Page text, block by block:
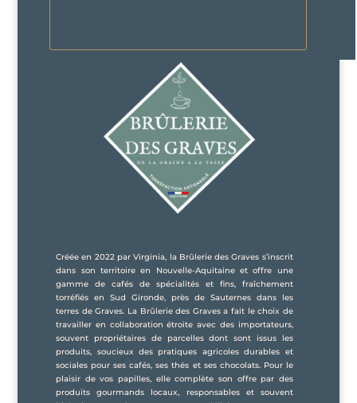
Créée en 2022 par Virginia, la Brûlerie des Graves s’inscrit
dans son territoire en Nouvelle-Aquitaine et offre une
gamme de cafés de spécialités et fins, fraîchement
torréfiés en Sud Gironde, près de Sauternes dans les
terres de Graves. La Brûlerie des Graves a fait le choix de
travailler en collaboration étroite avec des importateurs,
souvent propriétaires de parcelles dont sont issus les
produits, soucieux des pratiques agricoles durables et
sociales pour ses cafés, ses thés et ses chocolats. Pour le
plaisir de vos papilles, elle complète son offre par des
produits gourmands locaux, responsables et souvent